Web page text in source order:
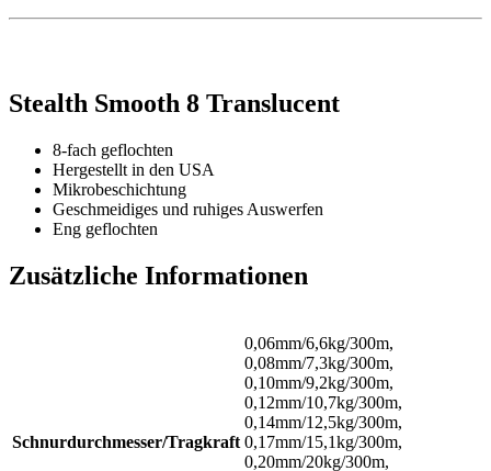
Stealth Smooth 8 Translucent
8-fach geflochten
Hergestellt in den USA
Mikrobeschichtung
Geschmeidiges und ruhiges Auswerfen
Eng geflochten
Zusätzliche Informationen
Schnurdurchmesser/Tragkraft
0,06mm/6,6kg/300m,
0,08mm/7,3kg/300m,
0,10mm/9,2kg/300m,
0,12mm/10,7kg/300m,
0,14mm/12,5kg/300m,
0,17mm/15,1kg/300m,
0,20mm/20kg/300m,